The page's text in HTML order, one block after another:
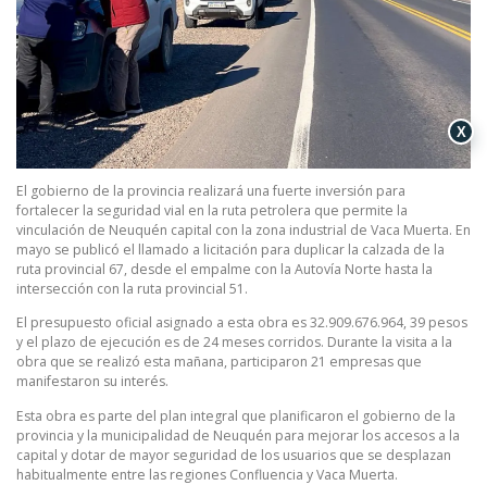
El gobierno de la provincia realizará una fuerte inversión para
fortalecer la seguridad vial en la ruta petrolera que permite la
vinculación de Neuquén capital con la zona industrial de Vaca Muerta. En
mayo se publicó el llamado a licitación para duplicar la calzada de la
ruta provincial 67, desde el empalme con la Autovía Norte hasta la
intersección con la ruta provincial 51.
El presupuesto oficial asignado a esta obra es 32.909.676.964, 39 pesos
y el plazo de ejecución es de 24 meses corridos. Durante la visita a la
obra que se realizó esta mañana, participaron 21 empresas que
manifestaron su interés.
Esta obra es parte del plan integral que planificaron el gobierno de la
provincia y la municipalidad de Neuquén para mejorar los accesos a la
capital y dotar de mayor seguridad de los usuarios que se desplazan
habitualmente entre las regiones Confluencia y Vaca Muerta.
X